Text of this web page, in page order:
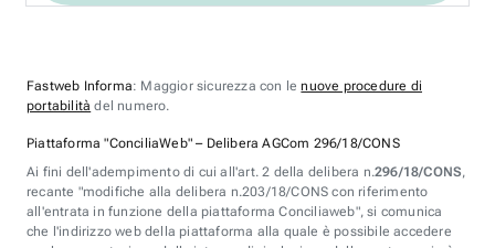
Fastweb Informa: Maggior sicurezza con lenuove procedure di
portabilità del numero.
Piattaforma "ConciliaWeb" – Delibera AGCom 296/18/CONS
Ai fini dell'adempimento di cui all'art. 2 della delibera n.296/18/CONS,
recante "modifiche alla delibera n.203/18/CONS con riferimento
all'entrata in funzione della piattaforma Conciliaweb", si comunica
che l'indirizzo web della piattaforma alla quale è possibile accedere